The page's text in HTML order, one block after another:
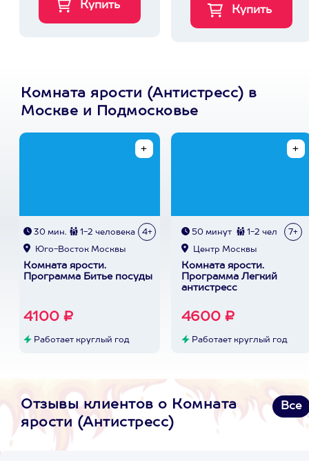
Комната ярости (Антистресс) в
Москве и Подмосковье
30 мин. 1-2 человека 4+
Юго-Восток Москвы
Комната ярости.
Программа Битье посуды
4100 ₽
Работает круглый год
50 минут 1-2 чел 7+
Центр Москвы
Комната ярости.
Программа Легкий
антистресс
4600 ₽
Работает круглый год
Отзывы клиентов о Комната
ярости (Антистресс)
Все